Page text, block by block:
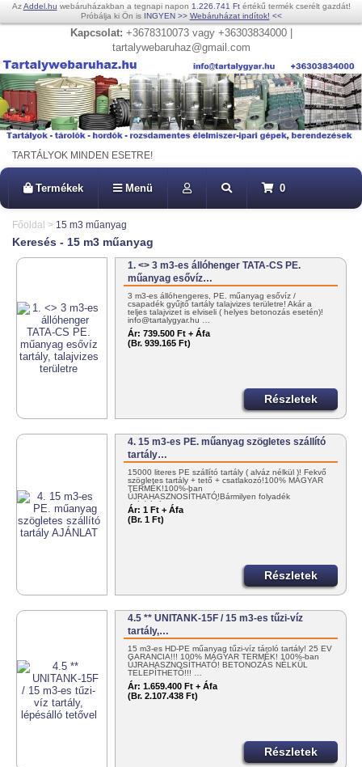
AzAddel.hu webáruházakban a tegnapi napon 1.226.741 Ftértékű termék cserélt gazdát!
Próbálja ki Ön is INGYEN >> Webáruházat indítok! <<
Kapcsolat: +3678310073 vagy +36303834000 |
tartalywebaruhaz@gmail.com
TARTÁLYOK MINDEN ESETRE!
Termékek Menü 0
Főoldal > 15 m3 műanyag
Keresés - 15 m3 műanyag
1. <> 3 m3-es állóhenger TATA-CS PE.
műanyag esővíz…
3 m3-es állóhengeres, PE. műanyag esővíz /
csapadék gyűjtő tartály talajvizes területre! Akár a
teljes talajvizet is elviseli ( helyes betonozás esetén)!
info@tartalygyar.hu …
Ár: 739.500 Ft + Áfa
(Br. 939.165 Ft)
Részletek
4. 15 m3-es PE. műanyag szögletes szállító
tartály…
15000 literes PE szállító tartály ( alváz nélkül )! Fekvő
szögletes tartály + tető + csatlakozó!100% MAGYAR
TERMÉK!100%-ban
ÚJRAHASZNOSÍTHATÓ!Bármilyen folyadék
szállítására! KEDVEZMÉNYES
KISZÁLLÍTÁS!+36302985814 vagy…
Ár: 1 Ft + Áfa
(Br. 1 Ft)
Részletek
4.5 ** UNITANK-15F / 15 m3-es tűzi-víz
tartály,…
15 m3-es HD-PE műanyag tűzi-víz tároló tartály! 25 ÉV
GARANCIA!!! 100% MAGYAR TERMÉK! 100%-ban
ÚJRAHASZNOSÍTHATÓ! BETONOZÁS NÉLKÜL
TELEPÍTHETŐ!!! …
Ár: 1.659.400 Ft + Áfa
(Br. 2.107.438 Ft)
Részletek